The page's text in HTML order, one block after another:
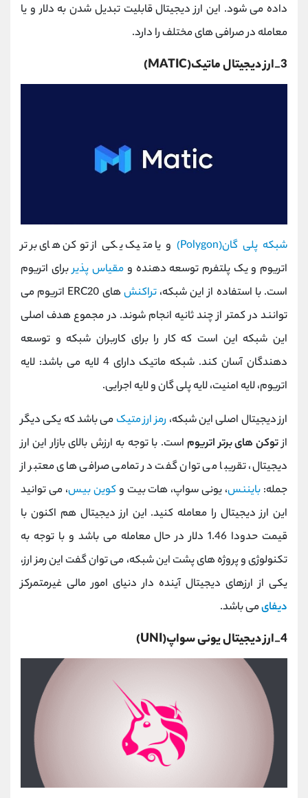
داده می شود. این ارز دیجیتال قابلیت تبدیل شدن به دلار و یا
معامله در صرافی های مختلف را دارد.
3_ارز دیجیتال ماتیک(MATIC)
شبکه پلی گان(Polygon)
و یا متیک یکی از توکن های برتر
اتریوم و یک پلتفرم توسعه دهنده و مقیاس پذیربرای اتریوم
است. با استفاده از این شبکه،تراکنش
های ERC20 اتریوم می
توانند در کمتر از چند ثانیه انجام شوند. در مجموع هدف اصلی
این شبکه این است که کار را برای کاربران شبکه و توسعه
دهندگان آسان کند. شبکه ماتیک دارای 4 لایه می باشد: لایه
اتریوم، لایه امنیت، لایه پلی گان و لایه اجرایی.
ارز دیجیتال اصلی این شبکه، رمز ارز متیک می باشد که یکی دیگر
ازتوکن های برتر اتریوماست. با توجه به ارزش بالای بازار این ارز
دیجیتال، تقریبا می توان گفت در تمامی صرافی های معتبر از
جمله: بایننس، یونی سواپ، هات بیت وکوین بیس، می توانید
این ارز دیجیتال را معامله کنید. این ارز دیجیتال هم اکنون با
قیمت حدودا 1.46 دلار در حال معامله می باشد و با توجه به
تکنولوژی و پروژه های پشت این شبکه، می توان گفت این رمز ارز،
یکی از ارزهای دیجیتال آینده دار دنیای امور مالی غیرمتمرکز
دیفایمی باشد.
4_ارز دیجیتال یونی سواپ(UNI)